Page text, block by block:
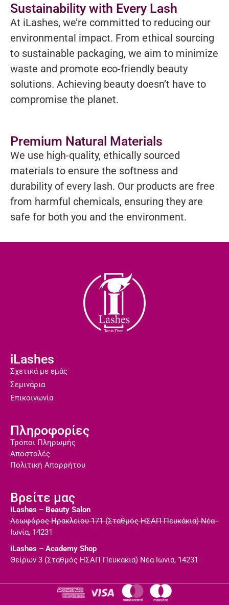
Sustainability with Every Lash
At iLashes, we’re committed to reducing our
environmental impact. From ethical sourcing
to sustainable packaging, we aim to minimize
waste and promote eco-friendly beauty
solutions. Achieving beauty doesn’t have to
compromise the planet.
Premium Natural Materials
We use high-quality, ethically sourced
materials to ensure the softness and
durability of every lash. Our products are free
from harmful chemicals, ensuring they are
safe for both you and the environment.
iLashes
Σχετικά με εμάς
Σεμινάρια
Επικοινωνία
Πληροφορίες
Τρόποι Πληρωμής
Αποστολές
Πολιτική Απορρήτου
Βρείτε μας
iLashes – Beauty Salon
Λεωφόρος Ηρακλείου 171 (Σταθμός ΗΣΑΠ Πευκάκια) Νέα
Ιωνία, 14231
iLashes – Academy Shop
Θείρων 3 (Σταθμός ΗΣΑΠ Πευκάκια) Νέα Ιωνία, 14231